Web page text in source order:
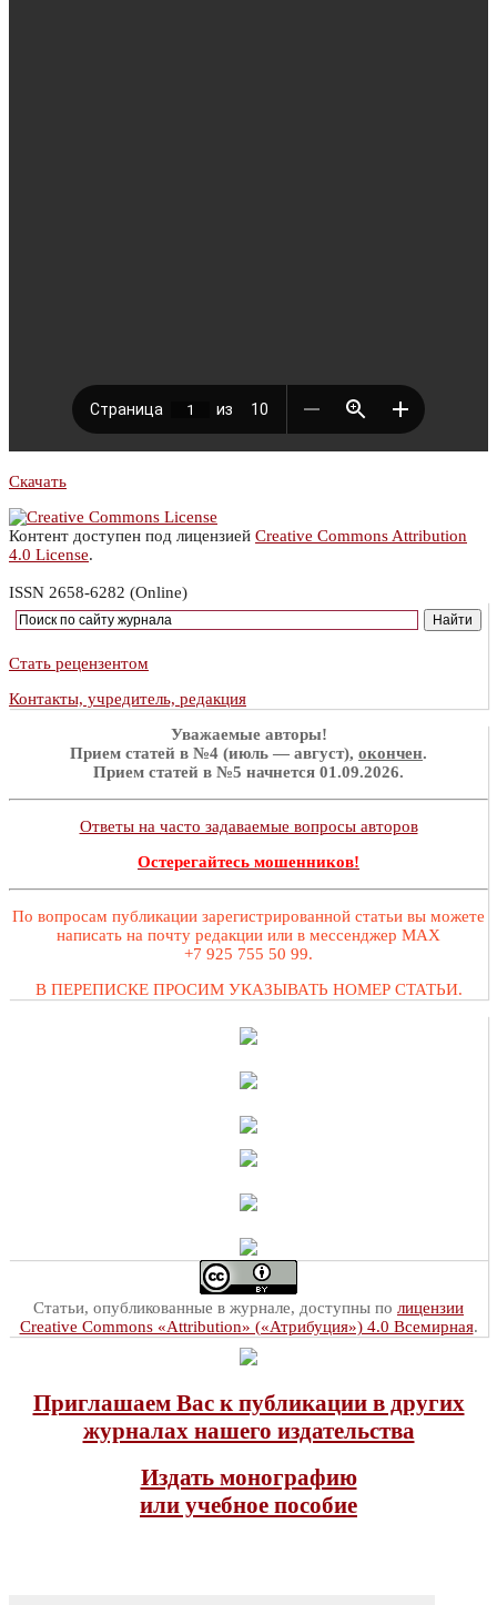
Скачать
Контент доступен под лицензией Creative Commons Attribution
4.0 License.
ISSN 2658-6282 (Online)
Стать рецензентом
Контакты, учредитель, редакция
Уважаемые авторы!
Прием статей в №4 (июль — август), окончен.
Прием статей в №5 начнется 01.09.2026.
Ответы на часто задаваемые вопросы авторов
Остерегайтесь мошенников!
По вопросам публикации зарегистрированной статьи вы можете
написать на почту редакции или в мессенджер MAX
+7 925 755 50 99.
В ПЕРЕПИСКЕ ПРОСИМ УКАЗЫВАТЬ НОМЕР СТАТЬИ.
Статьи, опубликованные в журнале, доступны по лицензии
Creative Commons «Attribution» («Атрибуция») 4.0 Всемирная.
Приглашаем Вас к публикации в других
журналах нашего издательства
Издать монографию
или учебное пособие